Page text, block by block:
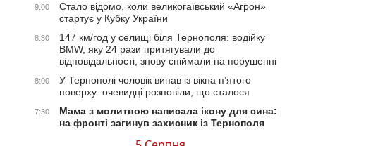
9:00
Стало відомо, коли великогаївський «Агрон»
стартує у Кубку України
8:30
147 км/год у селищі біля Тернополя: водійку
BMW, яку 24 рази притягували до
відповідальності, знову спіймали на порушенні
8:00
У Тернополі чоловік випав із вікна п’ятого
поверху: очевидці розповіли, що сталося
7:30
Мама з молитвою написала ікону для сина:
на фронті загинув захисник із Тернополя